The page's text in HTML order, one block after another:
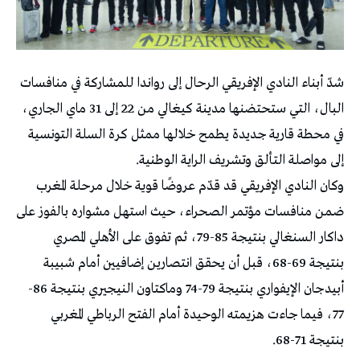
شدّ أبناء النادي الإفريقي الرحال إلى رواندا للمشاركة في منافسات
البال، التي ستحتضنها مدينة كيغالي من 22 إلى 31 ماي الجاري،
في محطة قارية جديدة يطمح خلالها ممثل كرة السلة التونسية
إلى مواصلة التألق وتشريف الراية الوطنية.
وكان النادي الإفريقي قد قدّم عروضًا قوية خلال مرحلة المغرب
ضمن منافسات مؤتمر الصحراء، حيث استهل مشواره بالفوز على
داكار السنغالي بنتيجة 85-79، ثم تفوق على الأهلي المصري
بنتيجة 69-68، قبل أن يحقق انتصارين إضافيين أمام شبيبة
أبيدجان الإيفواري بنتيجة 79-74 وماكتاون النيجيري بنتيجة 86-
77، فيما جاءت هزيمته الوحيدة أمام الفتح الرباطي المغربي
بنتيجة 71-68.